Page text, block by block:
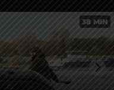
38 MIN